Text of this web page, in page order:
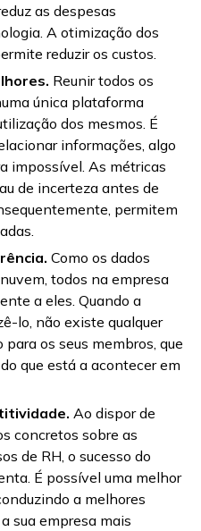
as despesas
A otimização dos
reduzir os custos.
Reunir todos os
única plataforma
dos mesmos. É
informações, algo
impossível. As métricas
de incerteza antes de
permitem
Como os dados
todos na empresa
a eles. Quando a
lo, não existe qualquer
os seus membros, que
que está a acontecer em
Ao dispor de
concretos sobre as
de RH, o sucesso do
É possível uma melhor
a melhores
sua empresa mais